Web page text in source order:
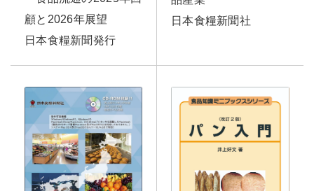
顧と2026年展望
日本食糧新聞発行
日本食糧新聞社